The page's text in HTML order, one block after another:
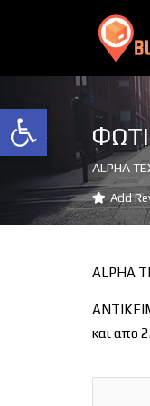
Ανοίξτε
ALPHA
Add
ALPHA
και απο